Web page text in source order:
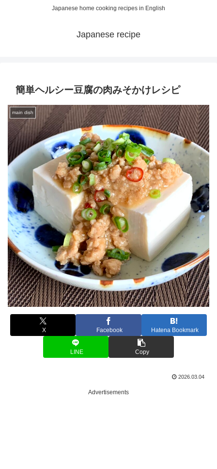
Japanese home cooking recipes in English
Japanese recipe
簡単ヘルシー豆腐の肉みそかけレシピ
main dish
X Facebook Hatena Bookmark
LINE Copy
2026.03.04
Advertisements